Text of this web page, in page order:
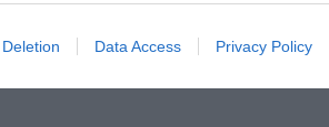
Data Access Privacy Policy